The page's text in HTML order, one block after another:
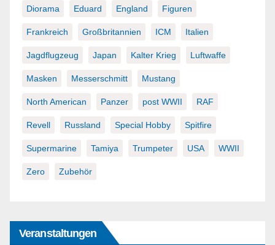
Diorama Eduard England Figuren
Frankreich Großbritannien ICM Italien
Jagdflugzeug Japan Kalter Krieg Luftwaffe
Masken Messerschmitt Mustang
North American Panzer post WWII RAF
Revell Russland Special Hobby Spitfire
Supermarine Tamiya Trumpeter USA WWII
Zero Zubehör
Veranstaltungen